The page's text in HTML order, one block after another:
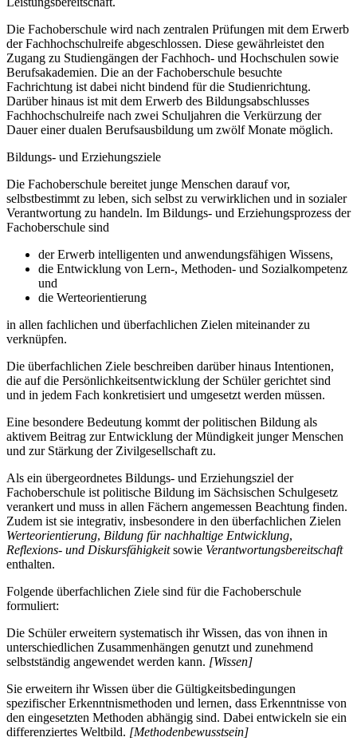
Die Fachoberschule wird nach zentralen Prüfungen mit dem Erwerb
der Fachhochschulreife abgeschlossen. Diese gewährleistet den
Zugang zu Studiengängen der Fachhoch- und Hochschulen sowie
Berufsakademien. Die an der Fachoberschule besuchte
Fachrichtung ist dabei nicht bindend für die Studienrichtung.
Darüber hinaus ist mit dem Erwerb des Bildungsabschlusses
Fachhochschulreife nach zwei Schuljahren die Verkürzung der
Dauer einer dualen Berufsausbildung um zwölf Monate möglich.
Bildungs- und Erziehungsziele
Die Fachoberschule bereitet junge Menschen darauf vor,
selbstbestimmt zu leben, sich selbst zu verwirklichen und in sozialer
Verantwortung zu handeln. Im Bildungs- und Erziehungsprozess der
Fachoberschule sind
der Erwerb intelligenten und anwendungsfähigen Wissens,
die Entwicklung von Lern-, Methoden- und Sozialkompetenz
und
die Werteorientierung
in allen fachlichen und überfachlichen Zielen miteinander zu
verknüpfen.
Die überfachlichen Ziele beschreiben darüber hinaus Intentionen,
die auf die Persönlichkeitsentwicklung der Schüler gerichtet sind
und in jedem Fach konkretisiert und umgesetzt werden müssen.
Eine besondere Bedeutung kommt der politischen Bildung als
aktivem Beitrag zur Entwicklung der Mündigkeit junger Menschen
und zur Stärkung der Zivilgesellschaft zu.
Als ein übergeordnetes Bildungs- und Erziehungsziel der
Fachoberschule ist politische Bildung im Sächsischen Schulgesetz
verankert und muss in allen Fächern angemessen Beachtung finden.
Zudem ist sie integrativ, insbesondere in den überfachlichen Zielen
Werteorientierung, Bildung für nachhaltige Entwicklung,
Reflexions- und Diskursfähigkeitsowie Verantwortungsbereitschaft
enthalten.
Folgende überfachlichen Ziele sind für die Fachoberschule
formuliert:
Die Schüler erweitern systematisch ihr Wissen, das von ihnen in
unterschiedlichen Zusammenhängen genutzt und zunehmend
selbstständig angewendet werden kann. [Wissen]
Sie erweitern ihr Wissen über die Gültigkeitsbedingungen
spezifischer Erkenntnismethoden und lernen, dass Erkenntnisse von
den eingesetzten Methoden abhängig sind. Dabei entwickeln sie ein
differenziertes Weltbild. [Methodenbewusstsein]